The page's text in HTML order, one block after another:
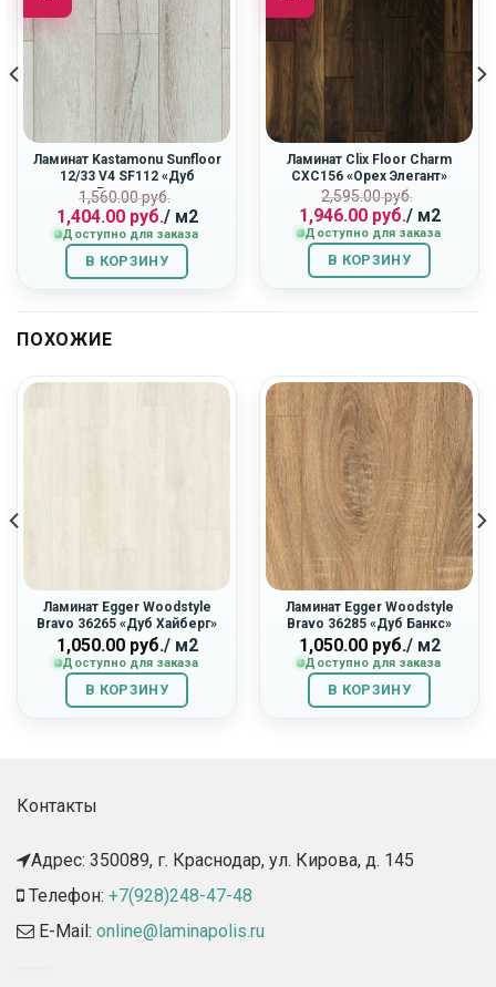
Ламинат Kastamonu Sunfloor
12/33 V4 SF112 «Дуб
Ривьера»
1,560.00руб.
Первоначальная
цена
составляла
1,560.00
руб..
1,404.00руб.
Текущая
цена:
1,404.00
руб..
/ м2
Доступно для заказа
В КОРЗИНУ
Ламинат Clix Floor Charm
CXC156 «Орех Элегант»
2,595.00руб.
цена
составляла
2,595.00
руб..
1,946.00руб.
Текущая
цена:
1,946.00
руб..
/ м2
Доступно для заказа
В КОРЗИНУ
ПОХОЖИЕ
Ламинат Egger Woodstyle
Bravo 36265 «Дуб Хайберг»
1,050.00руб./ м2
Доступно для заказа
В КОРЗИНУ
Ламинат Egger Woodstyle
Bravo 36285 «Дуб Банкс»
1,050.00руб./ м2
Доступно для заказа
В КОРЗИНУ
Контакты
Адрес: 350089, г. Краснодар, ул. Кирова, д. 145​
Телефон: +7(928)248-47-48
E-Mail: online@laminapolis.ru